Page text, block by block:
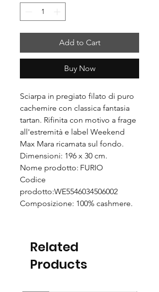
Add to Cart
Buy Now
Sciarpa in pregiato filato di puro
cachemire con classica fantasia
tartan. Rifinita con motivo a frage
all'estremità e label Weekend
Max Mara ricamata sul fondo.
Dimensioni: 196 x 30 cm.
Nome prodotto: FURIO
Codice
prodotto:WE5546034506002
Composizione: 100% cashmere.
Related
Products